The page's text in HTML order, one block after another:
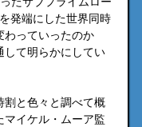
発端にした世界同時
わっていったのか
して明らかにしてい
割と色々と調べて概
イケル・ムーア監